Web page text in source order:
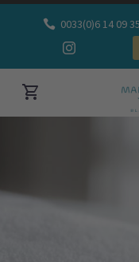
0033(0)6 14 09